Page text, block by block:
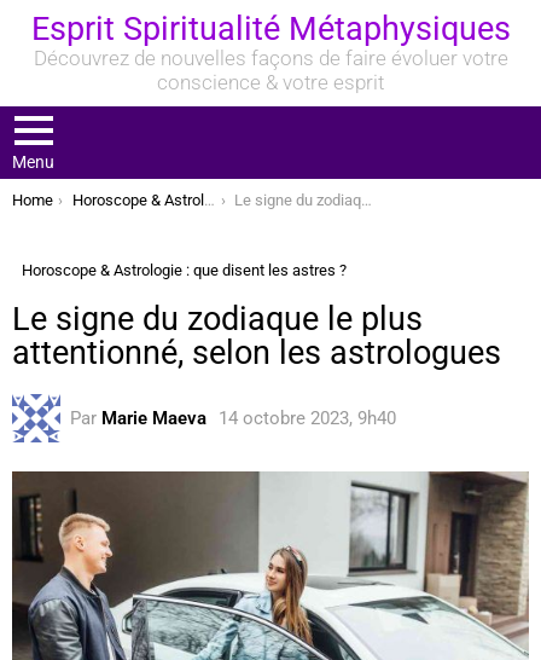
Esprit Spiritualité Métaphysiques
Découvrez de nouvelles façons de faire évoluer votre
conscience & votre esprit
Menu
You are here:
Home Horoscope & Astrologie : que disent les astres ? Le signe du zodiaque le plus attentionné, selon les astrologues
Horoscope & Astrologie : que disent les astres ?
Le signe du zodiaque le plus
attentionné, selon les astrologues
Par Marie Maeva 14 octobre 2023, 9h40